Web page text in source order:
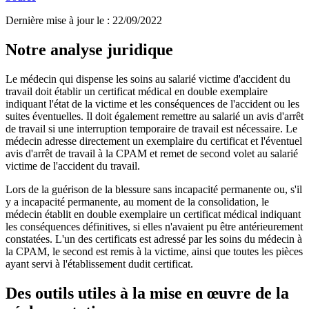
Dernière mise à jour le : 22/09/2022
Notre analyse juridique
Le médecin qui dispense les soins au salarié victime d'accident du
travail doit établir un certificat médical en double exemplaire
indiquant l'état de la victime et les conséquences de l'accident ou les
suites éventuelles. Il doit également remettre au salarié un avis d'arrêt
de travail si une interruption temporaire de travail est nécessaire. Le
médecin adresse directement un exemplaire du certificat et l'éventuel
avis d'arrêt de travail à la CPAM et remet de second volet au salarié
victime de l'accident du travail.
Lors de la guérison de la blessure sans incapacité permanente ou, s'il
y a incapacité permanente, au moment de la consolidation, le
médecin établit en double exemplaire un certificat médical indiquant
les conséquences définitives, si elles n'avaient pu être antérieurement
constatées. L'un des certificats est adressé par les soins du médecin à
la CPAM, le second est remis à la victime, ainsi que toutes les pièces
ayant servi à l'établissement dudit certificat.
Des outils utiles à la mise en œuvre de la